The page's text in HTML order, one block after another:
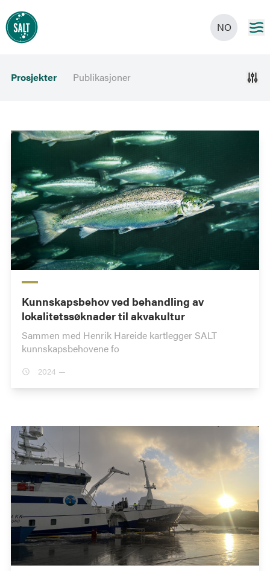
NO
Prosjekter Publikasjoner
Kunnskapsbehov ved behandling av
lokalitetssøknader til akvakultur
Sammen med Henrik Hareide kartlegger SALT
kunnskapsbehovene fo
2024 —